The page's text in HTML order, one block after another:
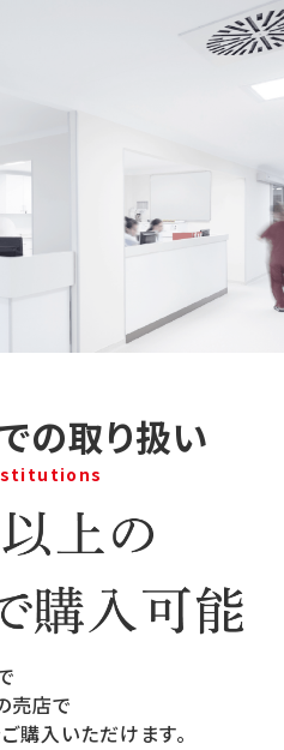
の取り扱い
売店で
購入いただけます。